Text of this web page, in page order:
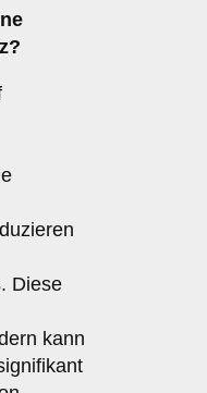
?
Diese
kann